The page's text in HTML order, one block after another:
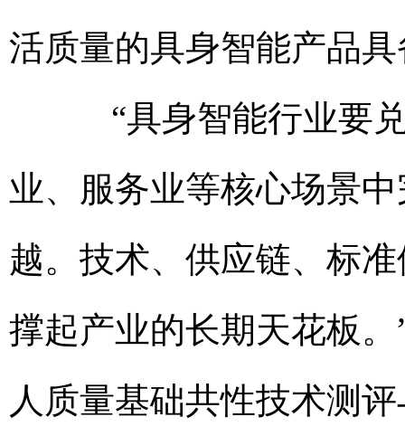
活质量的具身智能产品
“具身智能行业要兑
业、服务业等核心场景中
越。技术、供应链、标
撑起产业的长期天花板
人质量基础共性技术测